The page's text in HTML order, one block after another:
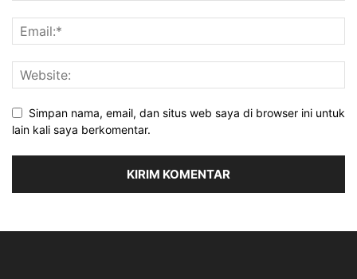
Simpan nama, email, dan situs web saya di browser ini untuk
lain kali saya berkomentar.